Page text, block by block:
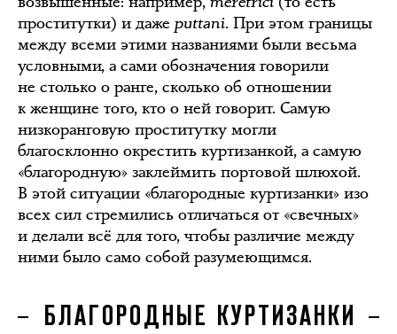
проститутки) и даже puttani. При этом границы
между всеми этими названиями были весьма
условными, а сами обозначения говорили
не столько о ранге, сколько об отношении
к женщине того, кто о ней говорит. Самую
низкоранговую проститутку могли
благосклонно окрестить куртизанкой, а самую
«благородную» заклеймить портовой шлюхой.
В этой ситуации «благородные куртизанки» изо
всех сил стремились отличаться от «свечных»
и делали всё для того, чтобы различие между
ними было само собой разумеющимся.
БЛАГОРОДНЫЕ КУРТИЗАНКИ